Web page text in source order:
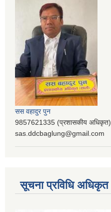
सस वहादुर पुन
9857621335 (प्रशासकीय अधिकृत)
sas.ddcbaglung@gmail.com
सूचना प्रविधि अधिकृत